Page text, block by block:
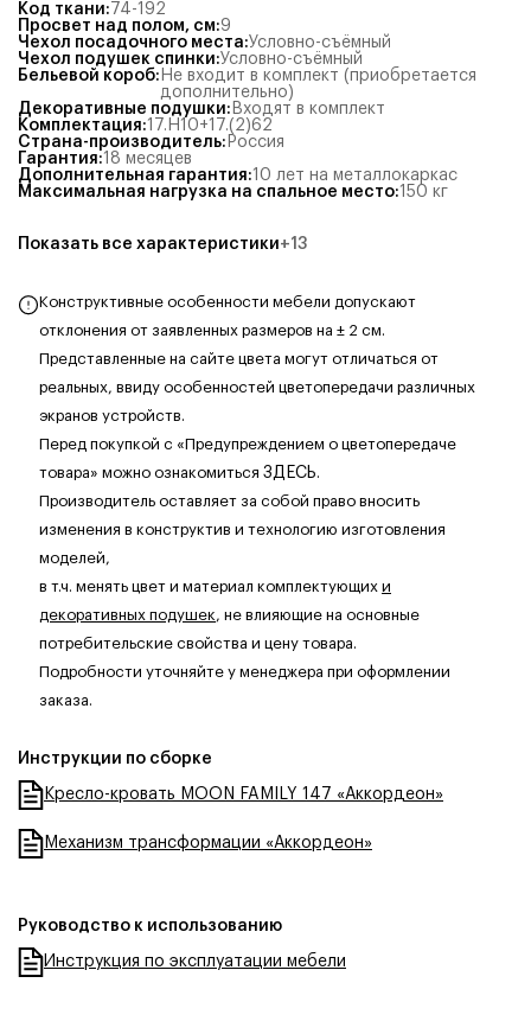
Код ткани: 74-192
Просвет над полом, см:9
Чехол посадочного места:Условно-съёмный
Чехол подушек спинки:Условно-съёмный
Бельевой короб: Не входит в комплект (приобретается
дополнительно)
Декоративные подушки: Входят в комплект
Комплектация:17.Н10+17.(2)62
Страна-производитель: Россия
Гарантия:18 месяцев
Дополнительная гарантия:10 лет на металлокаркас
Максимальная нагрузка на спальное место:150 кг
Показать все характеристики+13
Конструктивные особенности мебели допускают
отклонения от заявленных размеров на ± 2 см.
Представленные на сайте цвета могут отличаться от
реальных, ввиду особенностей цветопередачи различных
экранов устройств.
Перед покупкой с «Предупреждением о цветопередаче
товара» можно ознакомиться ЗДЕСЬ.
Производитель оставляет за собой право вносить
изменения в конструктив и технологию изготовления
моделей,
в т.ч. менять цвет и материал комплектующих и
декоративных подушек, не влияющие на основные
потребительские свойства и цену товара.
Подробности уточняйте у менеджера при оформлении
заказа.
Инструкции по сборке
Кресло-кровать MOON FAMILY 147 «Аккордеон»
Механизм трансформации «Аккордеон»
Руководство к использованию
Инструкция по эксплуатации мебели